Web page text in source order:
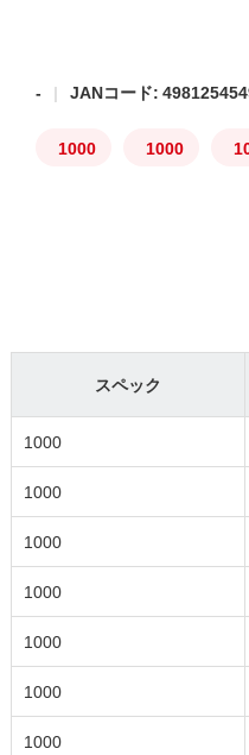
- JANコード:
1000 1000
スペック
1000
1000
1000
1000
1000
1000
1000